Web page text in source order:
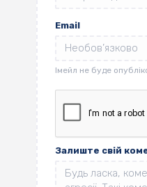
Email
Залиште свій